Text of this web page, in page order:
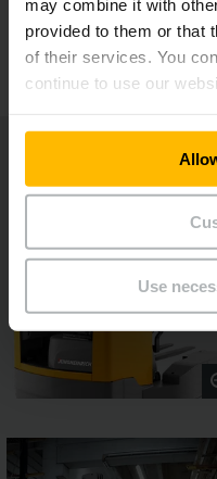
may combine it with
provided to them or that
of their services. You
continue to use our
Use
soloPILOT